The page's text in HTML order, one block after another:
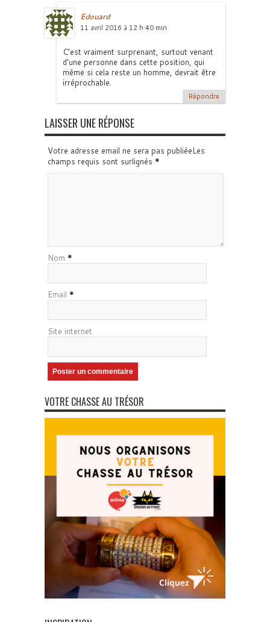
Edouard
11 avril 2016 à 12 h 40 min
C’est vraiment surprenant, surtout venant
d’une personne dans cette position, qui
même si cela reste un homme, devrait être
irréprochable.
Répondre
LAISSER UNE RÉPONSE
Votre adresse email ne sera pas publiéeLes
champs requis sont surlignés *
Nom *
Email *
Site internet
VOTRE CHASSE AU TRÉSOR